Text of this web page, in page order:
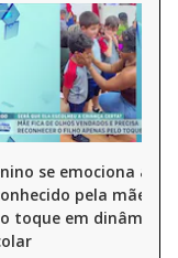
se emociona ao
pela mãe
toque em dinâmica